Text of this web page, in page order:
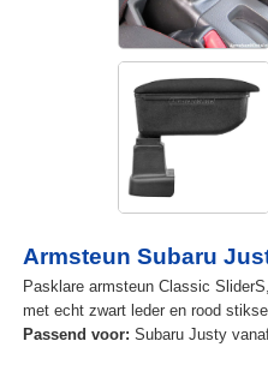
Armsteun Subaru
Pasklare armsteun Classic
met echt zwart leder en rood
Passend voor: Subaru Justy